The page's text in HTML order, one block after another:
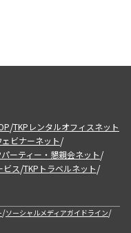
/TKPレンタルオフィスネット
ェビナーネット/
ーティー・懇親会ネット/
ビス/TKPトラベルネット/
/ソーシャルメディアガイドライン/